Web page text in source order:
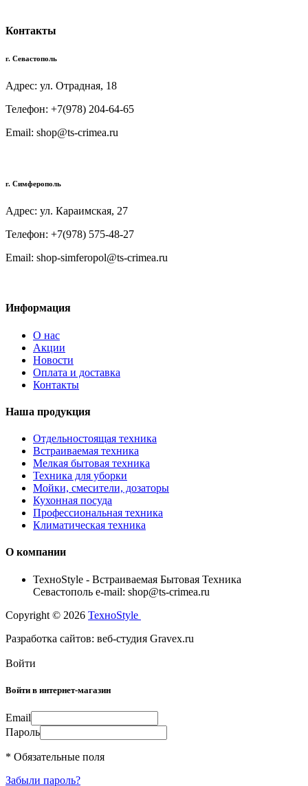
Контакты
г. Севастополь
Адрес: ул. Отрадная, 18
Телефон: +7(978) 204-64-65
Email: shop@ts-crimea.ru
г. Симферополь
Адрес: ул. Караимская, 27
Телефон: +7(978) 575-48-27
Email: shop-simferopol@ts-crimea.ru
Информация
О нас
Акции
Новости
Оплата и доставка
Контакты
Наша продукция
Отдельностоящая техника
Встраиваемая техника
Мелкая бытовая техника
Техника для уборки
Мойки, смесители, дозаторы
Кухонная посуда
Профессиональная техника
Климатическая техника
О компании
TexноStyle - Встраиваемая Бытовая Техника
Севастополь e-mail: shop@ts-crimea.ru
Copyright © 2026 TexноStyle
Разработка сайтов: веб-студия Gravex.ru
Войти
Войти в интернет-магазин
Email
Пароль
* Обязательные поля
Забыли пароль?